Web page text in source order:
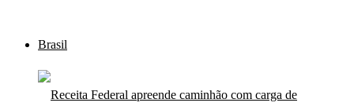
Brasil